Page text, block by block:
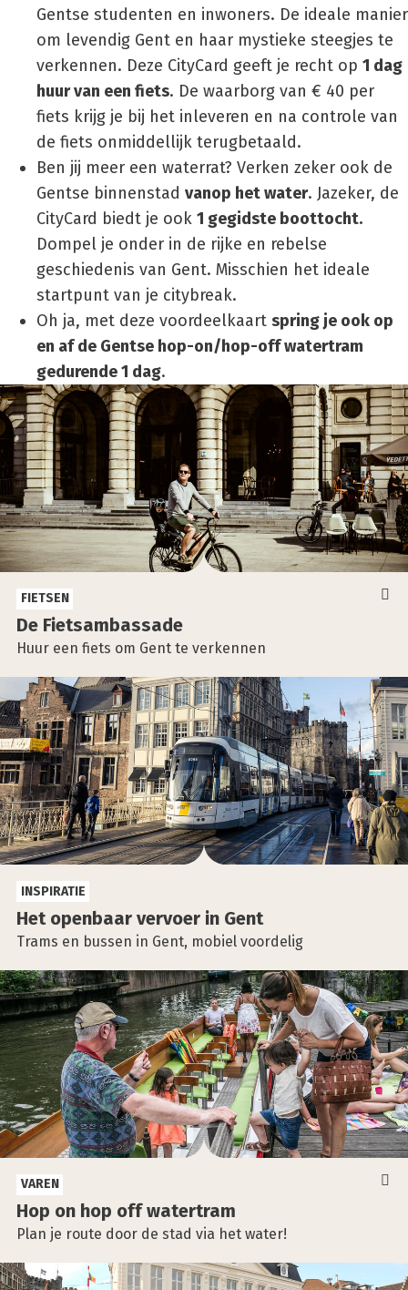
Gentse studenten en inwoners. De ideale manier
om levendig Gent en haar mystieke steegjes te
verkennen. Deze CityCard geeft je recht op 1 dag
huur van een fiets. De waarborg van € 40 per
fiets krijg je bij het inleveren en na controle van
de fiets onmiddellijk terugbetaald.
Ben jij meer een waterrat? Verken zeker ook de
Gentse binnenstad vanop het water. Jazeker, de
CityCard biedt je ook 1 gegidste boottocht.
Dompel je onder in de rijke en rebelse
geschiedenis van Gent. Misschien het ideale
startpunt van je citybreak.
Oh ja, met deze voordeelkaart spring je ook op
en af de Gentse hop-on/hop-off watertram
gedurende 1 dag.
De Fiets­am­bas­sa­de
Huur een fiets om Gent te verkennen
FIETSEN
Het open­baar ver­voer in Gent
Trams en bussen in Gent, mobiel voordelig
INSPIRATIE
Hop on hop off water­tram
Plan je route door de stad via het water!
VAREN